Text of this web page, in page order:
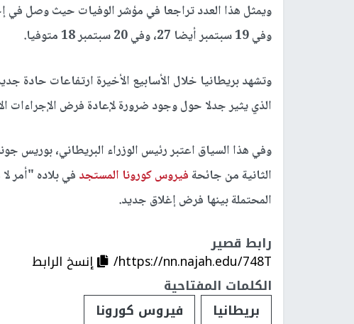
وفي 19 سبتمبر أيضا 27، وفي 20 سبتمبر 18 متوفيا.
وتشهد بريطانيا خلال الأسابيع الأخيرة ارتفاعات حادة
الذي يثير جدلا حول وجود ضرورة لإعادة فرض الإجراءات
وفي هذا السياق اعتبر رئيس الوزراء البريطاني، بوريس
الثانية من جائحةفيروس كورونا المستجد في بلاده "أمر
المحتملة بينها فرض إغلاق جديد.
رابط قصير
https://nn.najah.edu/748T/
إنسخ الرابط
الكلمات المفتاحية
بريطانيا
فيروس كورونا